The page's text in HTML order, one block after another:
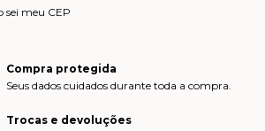
sei meu CEP
Compra protegida
Seus dados cuidados durante toda a compra.
Trocas e devoluções